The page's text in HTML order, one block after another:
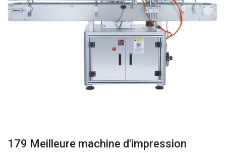
179 Meilleure machine d'impression